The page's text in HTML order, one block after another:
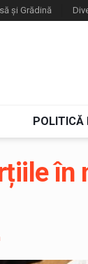
și Grădină
POLITICĂ
în